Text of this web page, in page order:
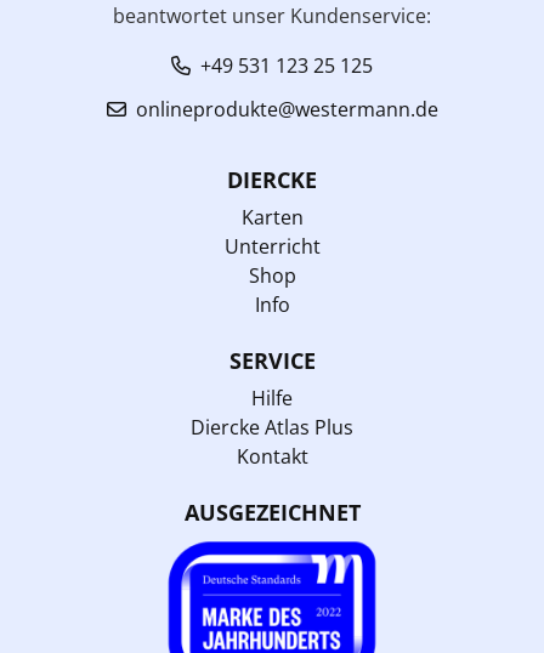
beantwortet unser Kundenservice:
+49 531 123 25 125
onlineprodukte@westermann.de
DIERCKE
Karten
Unterricht
Shop
Info
SERVICE
Hilfe
Diercke Atlas Plus
Kontakt
AUSGEZEICHNET